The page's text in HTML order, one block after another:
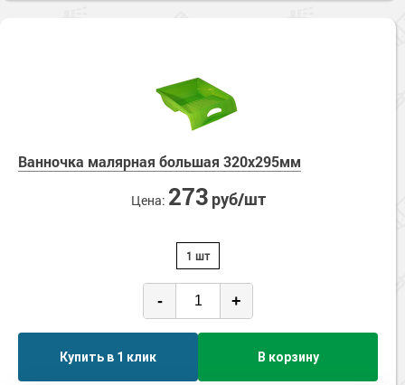
Ванночка малярная большая 320х295мм
Цена: 273 руб/шт
1 шт
- +
Купить в 1 клик В корзину